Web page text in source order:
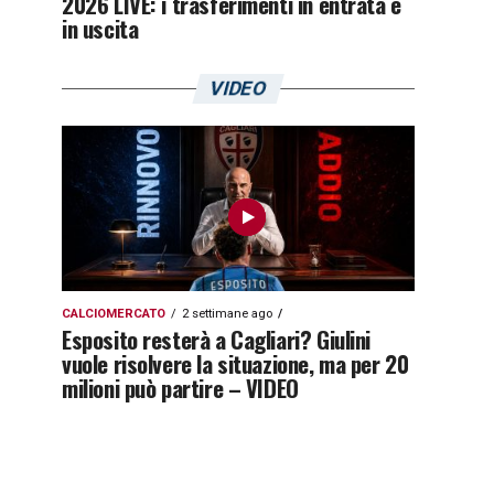
in uscita
VIDEO
CALCIOMERCATO 2 settimane ago
Esposito resterà a Cagliari? Giulini
vuole risolvere la situazione, ma per 20
milioni può partire – VIDEO